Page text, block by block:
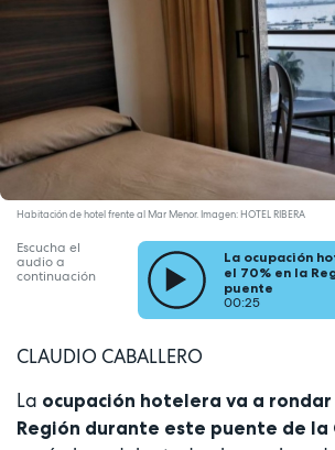
Habitación de hotel frente al Mar Menor. Imagen: HOTEL RIBERA
Escucha el
audio a
continuación
La ocupación
el 70% en la
puente
00:25
CLAUDIO CABALLERO
La ocupación hotelera va a rondar
Región durante este puente de la